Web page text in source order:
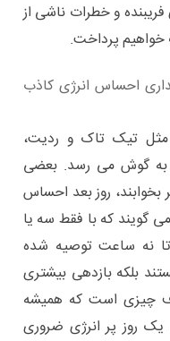
و خطرات ناشی از
خواهیم پرداخت.
احساس انرژی کاذب
مثل تیک تاک و ردیت،
گوش می رسد. بعضی
بخوابند، روز بعد احساس
گویند که با فقط سه یا
نه ساعت توصیه شده
بلکه بازدهی بیشتری
چیزی است که همیشه
روز پر انرژی ضروری